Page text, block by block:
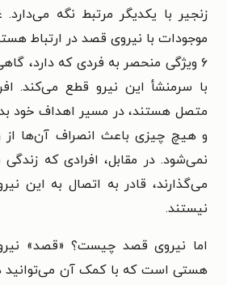
زنجیر با یکدیگر مرتبط نگه
موجودات با نیروی قصد در ارتباط
۶ ویژگی منحصر به فردی که دارد،
با سرمنشأ این نیرو قطع می‌کند.
متصل هستند، در مسیر اهداف خود
و هیچ چیزی باعث انصراف آن‌ها از
نمی‌شود. در مقابل، افرادی که
می‌گذارند، قادر به اتصال به این
نیستند.
اما نیروی قصد چیست؟ «قصد»
هستی است که با کمک آن می‌توانید